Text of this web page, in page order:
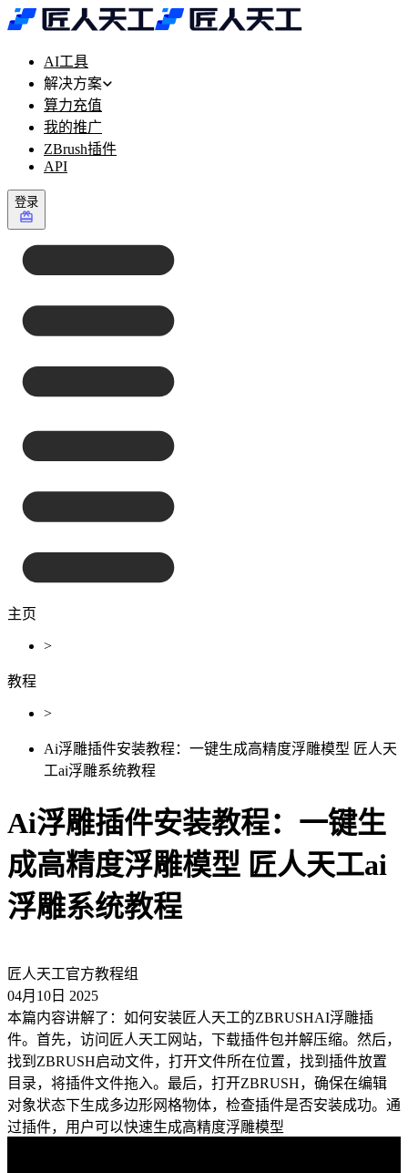
AI工具
解决方案
算力充值
我的推广
ZBrush插件
API
登录
主页
>
教程
>
Ai浮雕插件安装教程：一键生成高精度浮雕模型 匠人天
工ai浮雕系统教程
Ai浮雕插件安装教程：一键生
成高精度浮雕模型 匠人天工ai
浮雕系统教程
匠人天工官方教程组
04月10日 2025
本篇内容讲解了：如何安装匠人天工的ZBRUSHAI浮雕插
件。首先，访问匠人天工网站，下载插件包并解压缩。然后，
找到ZBRUSH启动文件，打开文件所在位置，找到插件放置
目录，将插件文件拖入。最后，打开ZBRUSH，确保在编辑
对象状态下生成多边形网格物体，检查插件是否安装成功。通
过插件，用户可以快速生成高精度浮雕模型